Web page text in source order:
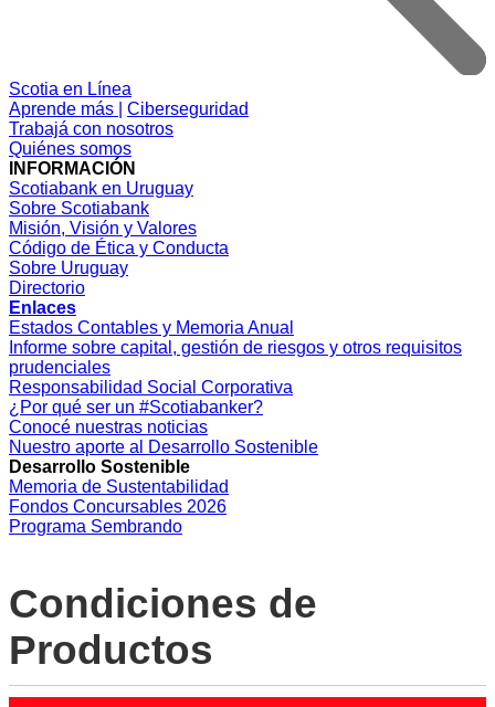
Scotia en Línea
Aprende más |
Ciberseguridad
Trabajá con nosotros
Quiénes somos
INFORMACIÓN
Scotiabank en Uruguay
Sobre Scotiabank
Misión, Visión y Valores
Código de Ética y Conducta
Sobre Uruguay
Directorio
Enlaces
Estados Contables y Memoria Anual
Informe sobre capital, gestión de riesgos y otros requisitos
prudenciales
Responsabilidad Social Corporativa
¿Por qué ser un #Scotiabanker?
Conocé nuestras noticias
Nuestro aporte al Desarrollo Sostenible
Desarrollo Sostenible
Memoria de Sustentabilidad
Fondos Concursables 2026
Programa Sembrando
Condiciones de
Productos